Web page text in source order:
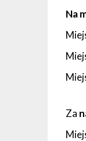
Na
Za